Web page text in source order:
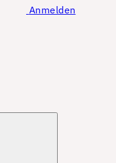
Anmelden